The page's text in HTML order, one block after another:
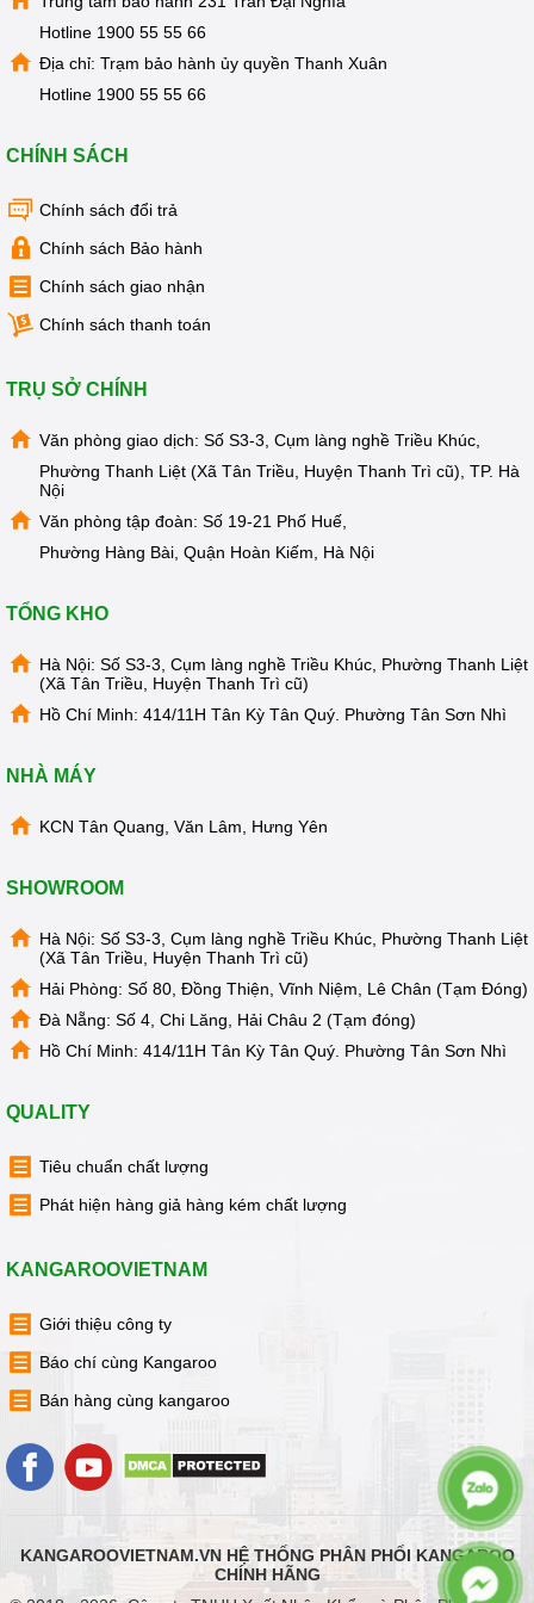
3
lõi - vặn ngước chiều kim đồng hồ)
* Kangaroo luôn sản xuất cốc lọc thứ 1 là cốc lọc trong
suốt, để đảm bảo khách hàng có thể dễ dàng nhận thấy lõi
4
Bước
5
- Thay lõi mới (nhớ bóc lớp nilon ở lõi lọc ra) rồi
lắp lại ,
máy, xả đi 2,3 ca nước.
đã bẩn hay còn sạch
Thời gian thay lõi lọc nhanh hay chậm nhiều khi còn phụ
vậy để giúp đỡ bạn trong quá trình thay lõi cũng như theo
dõi định kỳ, chúng tôi có cho ra mắt
tại nhà .
Mua bộ lõi lọc nước kangaroo 1 2 3
Mua lõi 1,2,3 kangaroo chính hãng, giá tốt
Hotline 1900 55 55 66
Địa chỉ: Trạm bảo hành ủy quyền Thanh Xuân
Hotline 1900 55 55 66
CHÍNH SÁCH
Chính sách đổi trả
Chính sách Bảo hành
Chính sách giao nhận
Chính sách thanh toán
TRỤ SỞ CHÍNH
Văn phòng giao dịch: Số S3-3, Cụm làng nghề Triều Khúc,
Phường Thanh Liệt (Xã Tân Triều, Huyện Thanh Trì cũ), TP. Hà
Nội
Văn phòng tập đoàn: Số 19-21 Phố Huế,
Phường Hàng Bài, Quận Hoàn Kiếm, Hà Nội
TỔNG KHO
Hà Nội: Số S3-3, Cụm làng nghề Triều Khúc, Phường Thanh Liệt
(Xã Tân Triều, Huyện Thanh Trì cũ)
Hồ Chí Minh: 414/11H Tân Kỳ Tân Quý. Phường Tân Sơn Nhì
NHÀ MÁY
KCN Tân Quang, Văn Lâm, Hưng Yên
SHOWROOM
Hà Nội: Số S3-3, Cụm làng nghề Triều Khúc, Phường Thanh Liệt
(Xã Tân Triều, Huyện Thanh Trì cũ)
Hải Phòng: Số 80, Đồng Thiện, Vĩnh Niệm, Lê Chân (Tạm Đóng)
Đà Nẵng: Số 4, Chi Lăng, Hải Châu 2 (Tạm đóng)
Hồ Chí Minh: 414/11H Tân Kỳ Tân Quý. Phường Tân Sơn Nhì
QUALITY
Tiêu chuẩn chất lượng
Phát hiện hàng giả hàng kém chất lượng
KANGAROOVIETNAM
Giới thiệu công ty
Báo chí cùng Kangaroo
Bán hàng cùng kangaroo
KANGAROOVIETNAM.VN HỆ THỐNG PHÂN PHỐI KANGAROO
CHÍNH HÃNG